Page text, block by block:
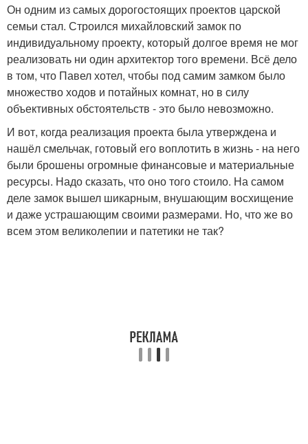
Он одним из самых дорогостоящих проектов царской
семьи стал. Строился михайловский замок по
индивидуальному проекту, который долгое время не мог
реализовать ни один архитектор того времени. Всё дело
в том, что Павел хотел, чтобы под самим замком было
множество ходов и потайных комнат, но в силу
объективных обстоятельств - это было невозможно.
И вот, когда реализация проекта была утверждена и
нашёл смельчак, готовый его воплотить в жизнь - на него
были брошены огромные финансовые и материальные
ресурсы. Надо сказать, что оно того стоило. На самом
деле замок вышел шикарным, внушающим восхищение
и даже устрашающим своими размерами. Но, что же во
всем этом великолепии и патетики не так?